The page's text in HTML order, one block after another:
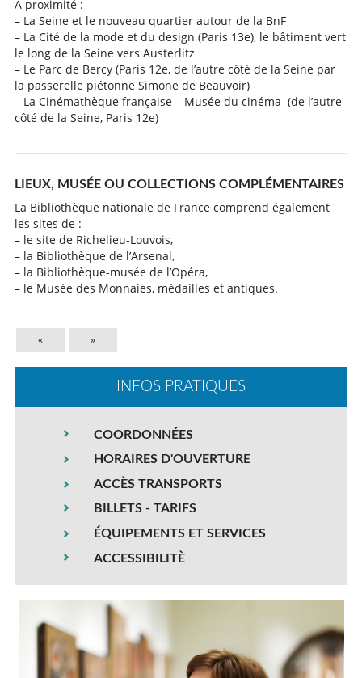
A proximité :
– La Seine et le nouveau quartier autour de la BnF
– La Cité de la mode et du design (Paris 13e), le bâtiment vert
le long de la Seine vers Austerlitz
– Le Parc de Bercy (Paris 12e, de l’autre côté de la Seine par
la passerelle piétonne Simone de Beauvoir)
– La Cinémathèque française – Musée du cinéma (de l’autre
côté de la Seine, Paris 12e)
LIEUX, MUSÉE OU COLLECTIONS COMPLÉMENTAIRES
La Bibliothèque nationale de France comprend également
les sites de :
– le site de Richelieu-Louvois,
– la Bibliothèque de l’Arsenal,
– la Bibliothèque-musée de l’Opéra,
– le Musée des Monnaies, médailles et antiques.
« »
INFOS PRATIQUES
COORDONNÉES
HORAIRES D'OUVERTURE
ACCÈS TRANSPORTS
BILLETS - TARIFS
ÉQUIPEMENTS ET SERVICES
ACCESSIBILITÈ